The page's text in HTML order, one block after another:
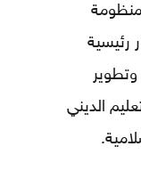
رئيسية
وتطوير
الديني